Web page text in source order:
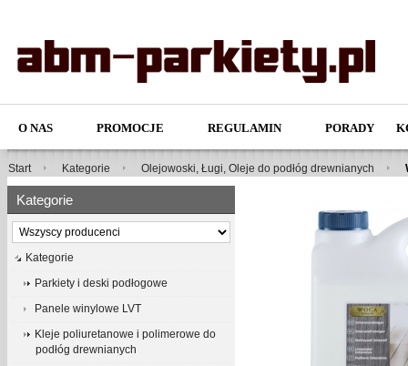
O NAS PROMOCJE REGULAMIN PORADY
Start Kategorie Olejowoski, Ługi, Oleje do podłóg drewnianych
Kategorie
Kategorie
Parkiety i deski podłogowe
Panele winylowe LVT
Kleje poliuretanowe i polimerowe do
podłóg drewnianych